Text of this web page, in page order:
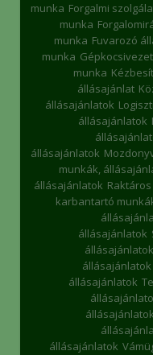
munka Forgalmi
munka
munka Fuvarozó
munka
munka
állásajánlat
állásajánlatok
állásajánlatok
állásajánlatok
munkák,
állásajánlatok
karbantartó
állásajánlatok
állásajánlatok
állásajánlatok
állásajánlatok
állásajánlatok
állásajánlatok